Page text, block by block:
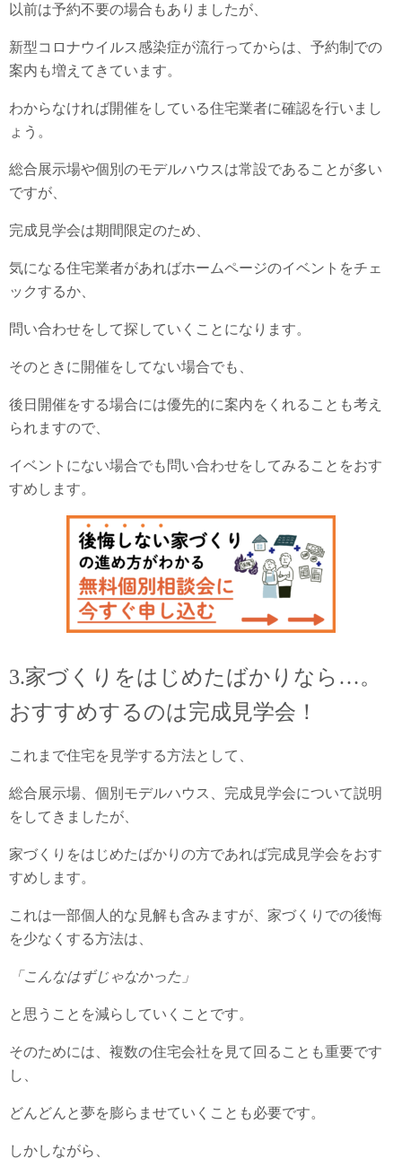
以前は予約不要の場合もありましたが、
新型コロナウイルス感染症が流行ってからは、予約制での
案内も増えてきています。
わからなければ開催をしている住宅業者に確認を行いまし
ょう。
総合展示場や個別のモデルハウスは常設であることが多い
ですが、
完成見学会は期間限定のため、
気になる住宅業者があればホームページのイベントをチェ
ックするか、
問い合わせをして探していくことになります。
そのときに開催をしてない場合でも、
後日開催をする場合には優先的に案内をくれることも考え
られますので、
イベントにない場合でも問い合わせをしてみることをおす
すめします。
3.家づくりをはじめたばかりなら…。
おすすめするのは完成見学会！
これまで住宅を見学する方法として、
総合展示場、個別モデルハウス、完成見学会について説明
をしてきましたが、
家づくりをはじめたばかりの方であれば完成見学会をおす
すめします。
これは一部個人的な見解も含みますが、家づくりでの後悔
を少なくする方法は、
「こんなはずじゃなかった」
と思うことを減らしていくことです。
そのためには、複数の住宅会社を見て回ることも重要です
し、
どんどんと夢を膨らませていくことも必要です。
しかしながら、